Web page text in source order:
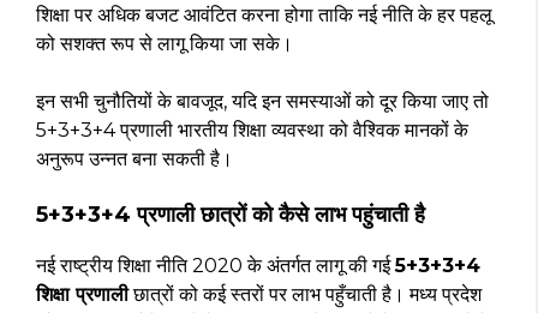
शिक्षा पर अधिक बजट आवंटित करना होगा ताकि नई नीति के हर पहलू
को सशक्त रूप से लागू किया जा सके।
इन सभी चुनौतियों के बावजूद, यदि इन समस्याओं को दूर किया जाए तो
5+3+3+4 प्रणाली भारतीय शिक्षा व्यवस्था को वैश्विक मानकों के
अनुरूप उन्नत बना सकती है।
5+3+3+4 प्रणाली छात्रों को कैसे लाभ पहुंचाती है
नई राष्ट्रीय शिक्षा नीति 2020 के अंतर्गत लागू की गई5+3+3+4
शिक्षा प्रणालीछात्रों को कई स्तरों पर लाभ पहुँचाती है। मध्य प्रदेश